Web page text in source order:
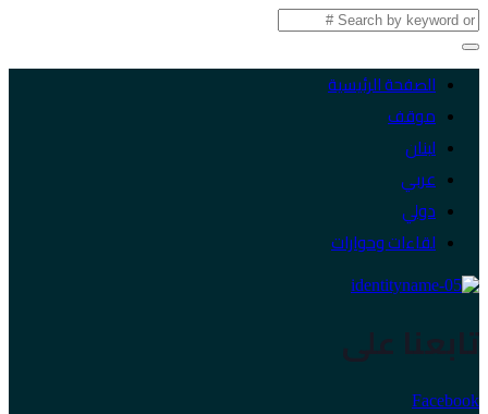
الصفحة الرئيسية
موقف
لبنان
عربي
دولي
لقاءات وحوارات
تابعنا على
Facebook